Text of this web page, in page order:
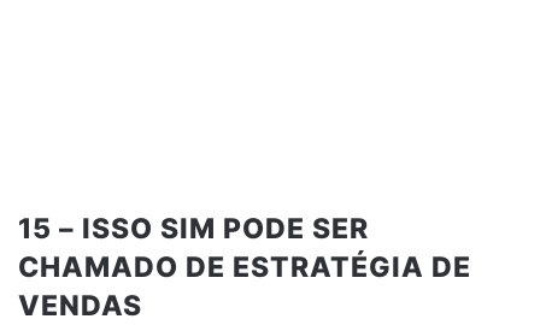
15 – ISSO SIM PODE SER
CHAMADO DE ESTRATÉGIA DE
VENDAS